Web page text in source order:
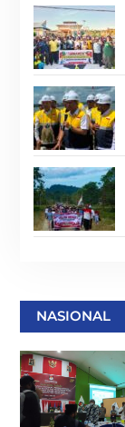
NASIONAL